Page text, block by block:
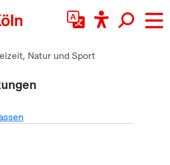
Natur und Sport